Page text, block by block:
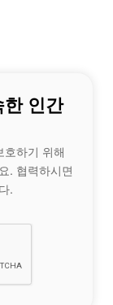
인간
하기 위해
. 협력하시면
.